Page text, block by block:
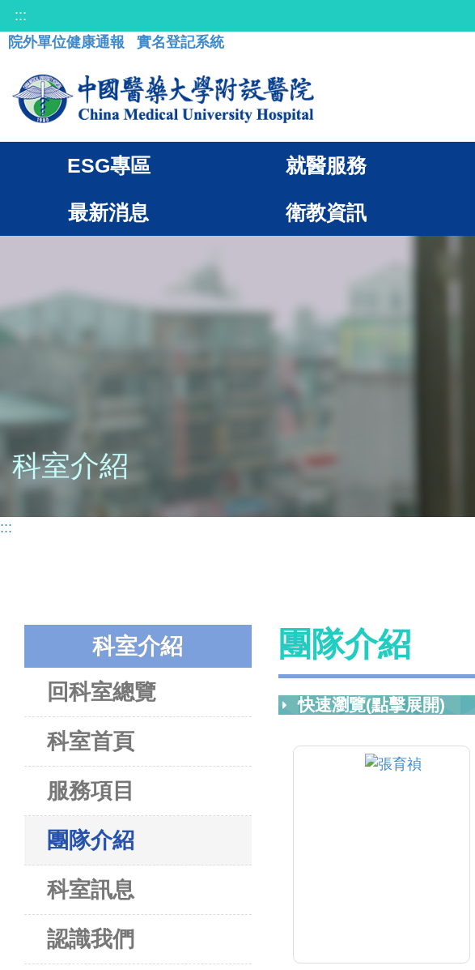
:::
院外單位健康通報
實名登記系統
ESG專區 就醫服務
最新消息 衛教資訊
科室介紹
:::
科室介紹
回科室總覽
科室首頁
服務項目
團隊介紹
科室訊息
認識我們
團隊介紹
快速瀏覽(點擊展開)